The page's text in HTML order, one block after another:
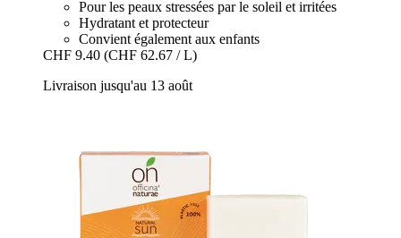
Pour les peaux stressées par le soleil et irritées
Hydratant et protecteur
Convient également aux enfants
CHF 9.40 (CHF 62.67 / L)
Livraison jusqu'au 13 août